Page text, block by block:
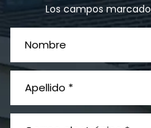
Los campos